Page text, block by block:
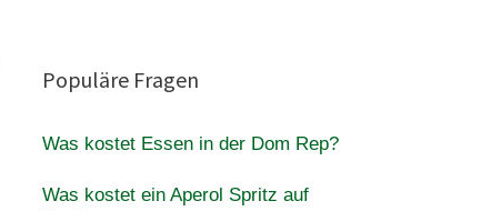
Populäre Fragen
Was kostet Essen in der Dom Rep?
Was kostet ein Aperol Spritz auf